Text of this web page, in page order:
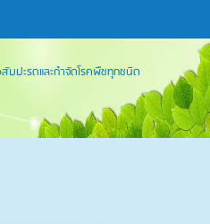
บปะรดและกำจัดโรคพืชทุกชนิด